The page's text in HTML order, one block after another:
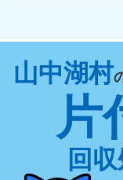
山中湖村
片
回